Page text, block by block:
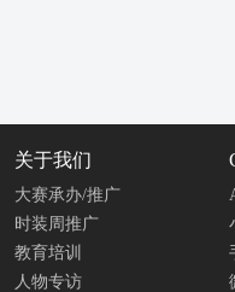
关于我们
大赛承办/推广
时装周推广
教育培训
人物专访